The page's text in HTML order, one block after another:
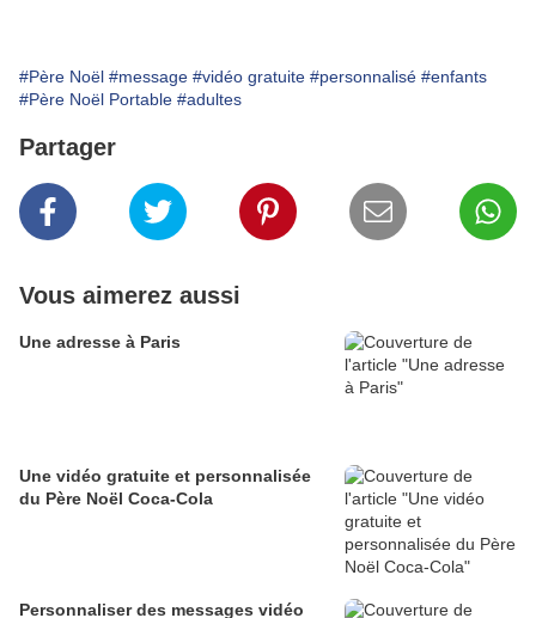
#Père Noël #message #vidéo gratuite #personnalisé #enfants
#Père Noël Portable #adultes
Partager
Vous aimerez aussi
Une adresse à Paris
Une vidéo gratuite et personnalisée
du Père Noël Coca-Cola
Personnaliser des messages vidéo